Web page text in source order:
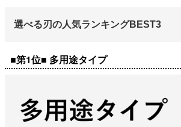
選べる刃の人気ランキングBEST3
■第1位■ 多用途タイプ